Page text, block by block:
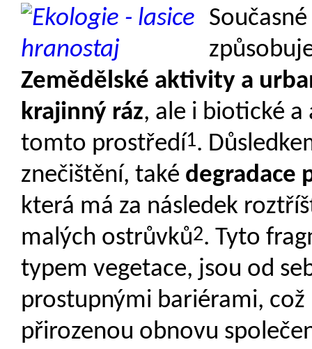
Zemědělské aktivity a
krajinný ráz, ale i biotické
tomto prostředí1.
znečištění, také degradace
která má za následek
malých ostrůvků2. Tyto
typem vegetace, jsou od
prostupnými bariérami,
přirozenou obnovu